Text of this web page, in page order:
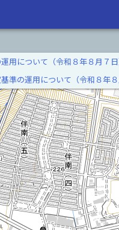
用について（令和８年８月７日
準の運用について（令和８年８